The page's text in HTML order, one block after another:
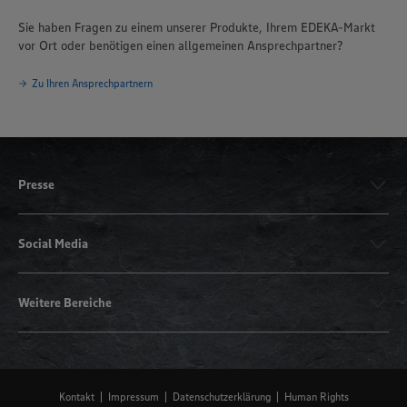
Sie haben Fragen zu einem unserer Produkte, Ihrem EDEKA-Markt
vor Ort oder benötigen einen allgemeinen Ansprechpartner?
Zu Ihren Ansprechpartnern
Presse
Social Media
Weitere Bereiche
Kontakt Impressum Datenschutzerklärung Human Rights